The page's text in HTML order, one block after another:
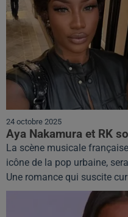
24 octobre 2025
Aya Nakamura et RK
La scène musicale
icône de la pop urbaine,
Une romance qui suscite